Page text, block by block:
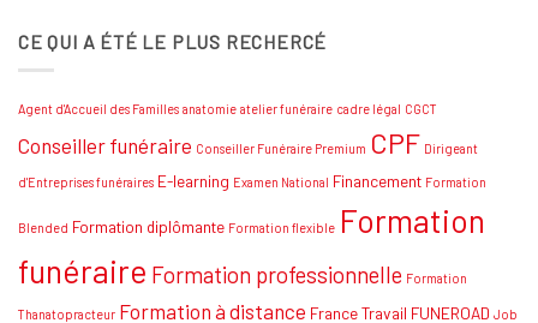
Comment
se
national
thanatopraxie
Conseils
CE QUI A ÉTÉ LE PLUS RECHERCÉ
Agent d'Accueil des Familles anatomie atelier funéraire cadre légal CGCT
Conseiller funéraire Conseiller Funéraire Premium CPF Dirigeant
d'Entreprises funéraires E-learning Examen National Financement Formation
Blended Formation diplômante Formation flexible Formation
funéraire Formation professionnelle Formation
Thanatopracteur Formation à distance France Travail FUNEROAD Job